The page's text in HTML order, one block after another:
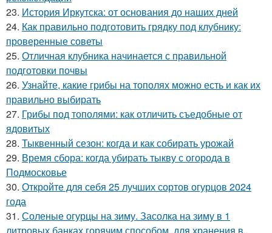
23. История Иркутска: от основания до наших дней
24. Как правильно подготовить грядку под клубнику:
проверенные советы
25. Отличная клубника начинается с правильной
подготовки почвы
26. Узнайте, какие грибы на тополях можно есть и как их
правильно выбирать
27. Грибы под тополями: как отличить съедобные от
ядовитых
28. Тыквенный сезон: когда и как собирать урожай
29. Время сбора: когда убирать тыкву с огорода в
Подмосковье
30. Откройте для себя 25 лучших сортов огурцов 2024
года
31. Соленые огурцы на зиму. Засолка на зиму в 1
литровых банках горячим способом, для хранения в